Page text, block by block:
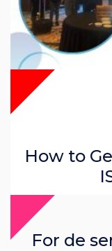
How to
For de